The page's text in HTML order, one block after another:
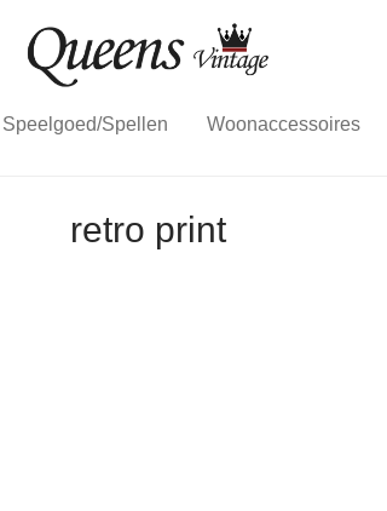
Speelgoed/Spellen Woonaccessoires
retro print